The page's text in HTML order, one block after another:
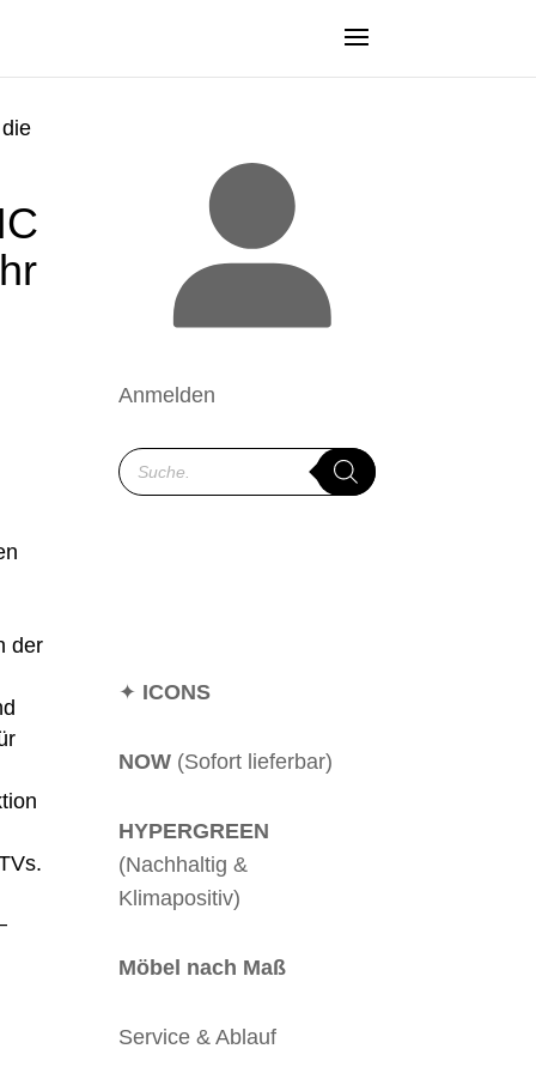
der
Anmelden
Products
search
✦ ICONS
NOW (Sofort lieferbar)
HYPERGREEN
(Nachhaltig &
Klimapositiv)
Möbel nach Maß
Service & Ablauf